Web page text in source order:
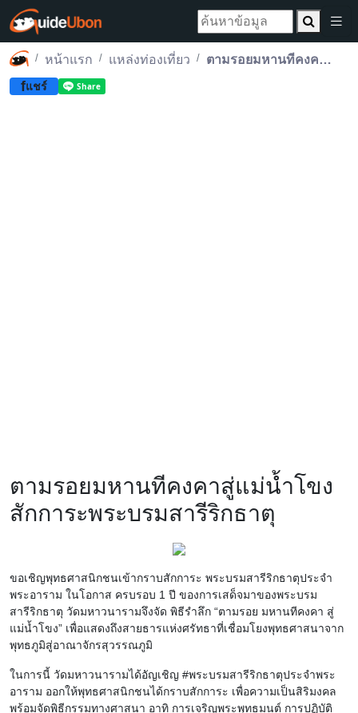
หน้าแรก แหล่งท่องเที่ยว ตามรอยมหานทีคงคาสู่แม่น้ำโขง สักการะพระบรมสารีริกธาตุ
fแชร์
ตามรอยมหานทีคงคาสู่แม่น้ำโขง
สักการะพระบรมสารีริกธาตุ
ขอเชิญพุทธศาสนิกชนเข้ากราบสักการะ พระบรมสารีริกธาตุประจำ
พระอาราม ในโอกาส ครบรอบ 1 ปี ของการเสด็จมาของพระบรม
สารีริกธาตุ วัดมหาวนารามจึงจัด พิธีรำลึก “ตามรอย มหานทีคงคา สู่
แม่น้ำโขง” เพื่อแสดงถึงสายธารแห่งศรัทธาที่เชื่อมโยงพุทธศาสนาจาก
พุทธภูมิสู่อาณาจักรสุวรรณภูมิ
ในการนี้ วัดมหาวนารามได้อัญเชิญ #พระบรมสารีริกธาตุประจำพระ
อาราม ออกให้พุทธศาสนิกชนได้กราบสักการะ เพื่อความเป็นสิริมงคล
พร้อมจัดพิธีกรรมทางศาสนา อาทิ การเจริญพระพุทธมนต์ การปฏิบัติ